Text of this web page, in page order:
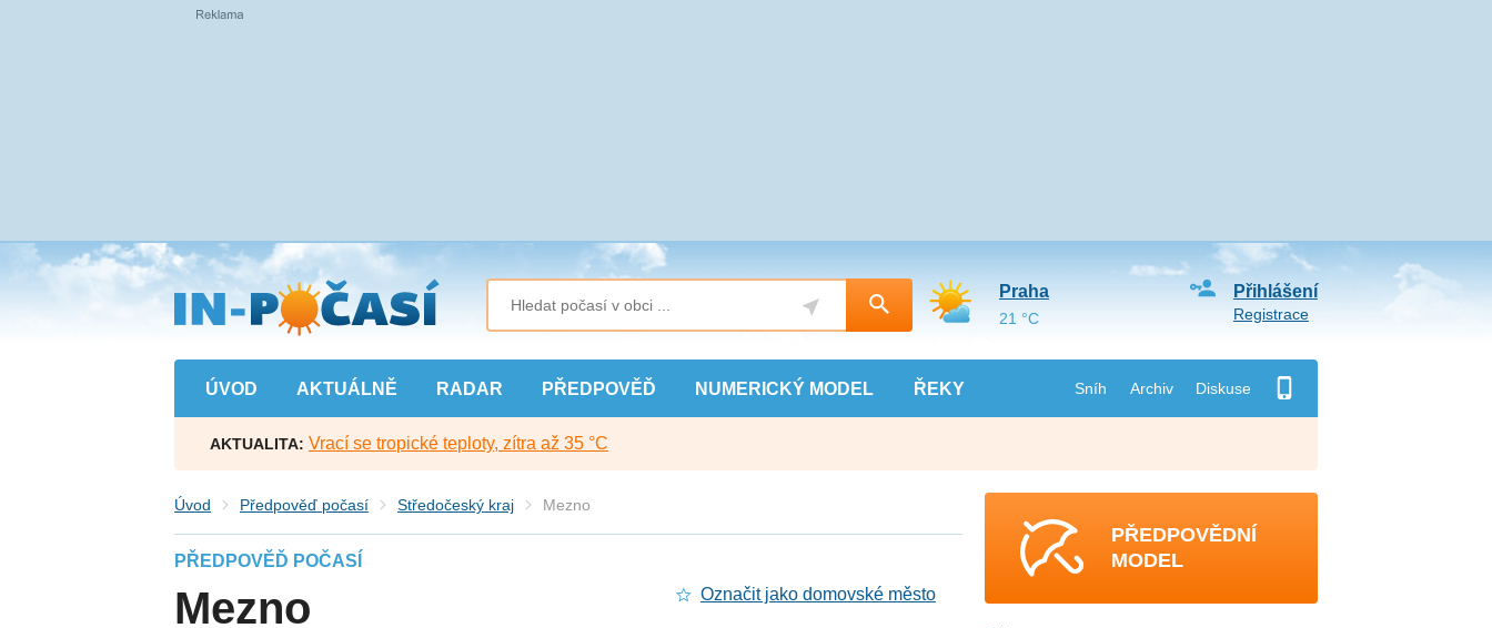
Přejít
na
hlavní
obsah
ÚVOD AKTUÁLNĚ RADAR PŘEDPOVĚĎ NUMERICKÝ MODEL ŘEKY Sníh Archiv Diskuse
Přihlášení
Registrace
Praha
21 °C
AKTUALITA: Vrací se tropické teploty, zítra až 35 °C
Úvod Předpověď počasí Středočeský kraj Mezno
PŘEDPOVĚĎ POČASÍ
Mezno Označit jako domovské město
PŘEDPOVĚDNÍ
MODEL